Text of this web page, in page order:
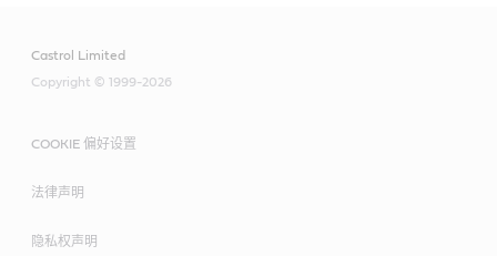
Castrol Limited
Copyright © 1999-2026
COOKIE 偏好设置
法律声明
隐私权声明